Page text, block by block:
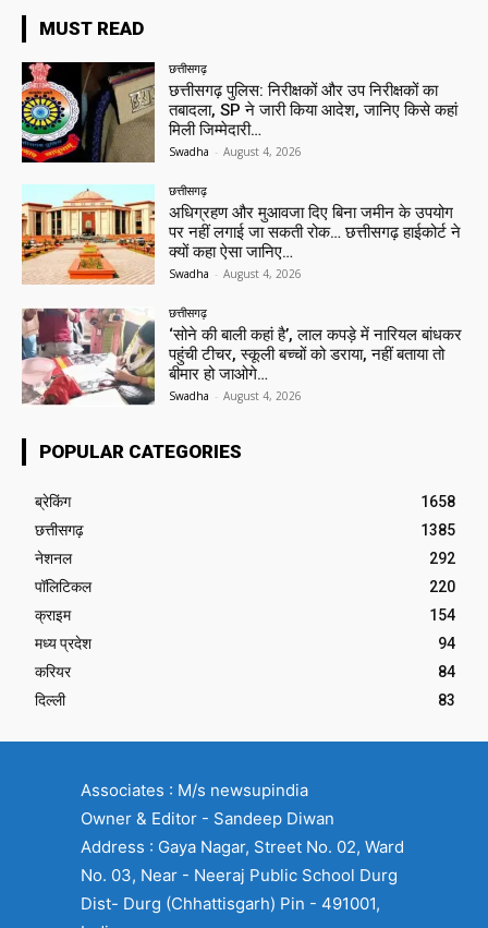
MUST READ
छत्तीसगढ़
छत्तीसगढ़ पुलिस: निरीक्षकों और उप निरीक्षकों का
तबादला, SP ने जारी किया आदेश, जानिए किसे कहां
मिली जिम्मेदारी…
Swadha - August 4, 2026
छत्तीसगढ़
अधिग्रहण और मुआवजा दिए बिना जमीन के उपयोग
पर नहीं लगाई जा सकती रोक… छत्तीसगढ़ हाईकोर्ट ने
क्यों कहा ऐसा जानिए…
Swadha - August 4, 2026
छत्तीसगढ़
‘सोने की बाली कहां है’, लाल कपड़े में नारियल बांधकर
पहुंची टीचर, स्कूली बच्चों को डराया, नहीं बताया तो
बीमार हो जाओगे…
Swadha - August 4, 2026
POPULAR CATEGORIES
ब्रेकिंग
1658
छत्तीसगढ़
1385
नेशनल
292
पॉलिटिकल
220
क्राइम
154
मध्य प्रदेश
94
करियर
84
दिल्ली
83
Associates : M/s newsupindia
Owner & Editor - Sandeep Diwan
Address : Gaya Nagar, Street No. 02, Ward
No. 03, Near - Neeraj Public School Durg
Dist- Durg (Chhattisgarh) Pin - 491001,